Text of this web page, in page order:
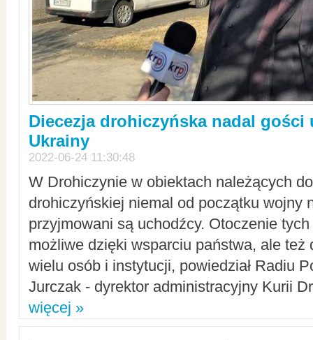
Diecezja drohiczyńska nadal gości
Ukrainy
2022-06-24 11:30:48
W Drohiczynie w obiektach należących
drohiczyńskiej niemal od początku wojny
przyjmowani są uchodźcy. Otoczenie
możliwe dzięki wsparciu państwa, ale też
wielu osób i instytucji, powiedział Radiu
Jurczak - dyrektor administracyjny Kurii
więcej »